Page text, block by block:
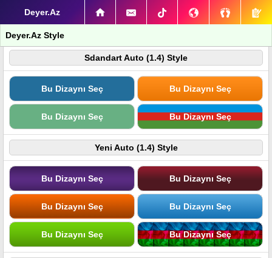
Deyer.Az
Deyer.Az Style
Sdandart Auto (1.4) Style
Bu Dizaynı Seç Bu Dizaynı Seç
Bu Dizaynı Seç Bu Dizaynı Seç
Yeni Auto (1.4) Style
Bu Dizaynı Seç Bu Dizaynı Seç
Bu Dizaynı Seç Bu Dizaynı Seç
Bu Dizaynı Seç Bu Dizaynı Seç